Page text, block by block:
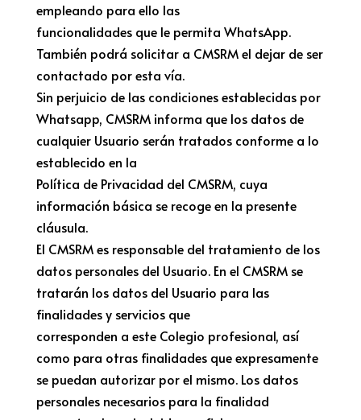
empleando para ello las
funcionalidades que le permita WhatsApp.
También podrá solicitar a CMSRM el dejar de ser
contactado por esta vía.
Sin perjuicio de las condiciones establecidas por
Whatsapp, CMSRM informa que los datos de
cualquier Usuario serán tratados conforme a lo
establecido en la
Política de Privacidad del CMSRM, cuya
información básica se recoge en la presente
cláusula.
El CMSRM es responsable del tratamiento de los
datos personales del Usuario. En el CMSRM se
tratarán los datos del Usuario para las
finalidades y servicios que
corresponden a este Colegio profesional, así
como para otras finalidades que expresamente
se puedan autorizar por el mismo. Los datos
personales necesarios para la finalidad